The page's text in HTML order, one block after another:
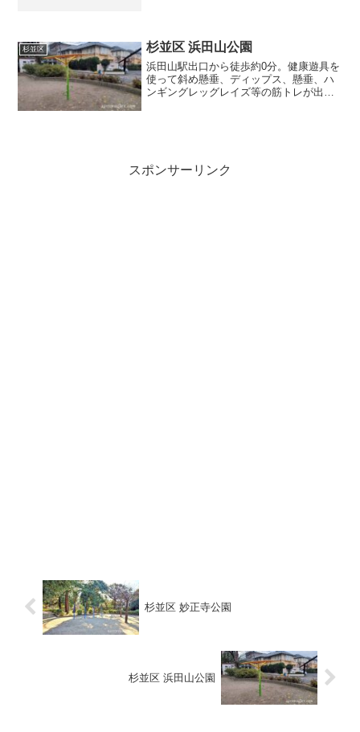
杉並区 杉並区 浜田山公園
浜田山駅出口から徒歩約0分。健康遊具を
使って斜め懸垂、ディップス、懸垂、ハ
ンギングレッグレイズ等の筋トレが出来
スポンサーリンク
杉並区 妙正寺公園
杉並区 浜田山公園